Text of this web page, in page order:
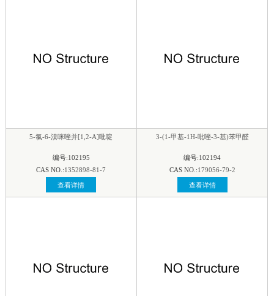
5-氯-6-溴咪唑并[1,2-A]吡啶
编号:102195
CAS NO.:1352898-81-7
查看详情
3-(1-甲基-1H-吡唑-3-基)苯甲醛
编号:102194
CAS NO.:179056-79-2
查看详情